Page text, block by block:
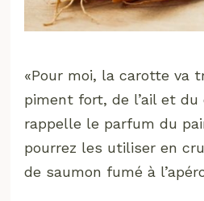
«Pour moi, la carotte va
piment fort, de l’ail et du
rappelle le parfum du
pourrez les utiliser en
de saumon fumé à